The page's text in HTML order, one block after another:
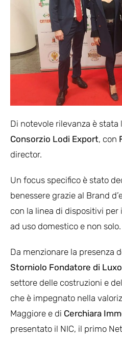
Di notevole rilevanza è stata
Consorzio Lodi Export, con
director.
Un focus specifico è stato
benessere grazie al Brand
con la linea di dispositivi per
ad uso domestico e non solo.
Da menzionare la presenza
Storniolo Fondatore di
settore delle costruzioni e
che è impegnato nella
Maggiore e di Cerchiara
presentato il NIC, il primo